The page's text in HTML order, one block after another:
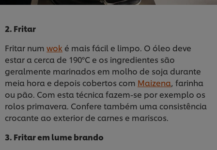
2. Fritar
Fritar num wok é mais fácil e limpo. O óleo deve
estar a cerca de 190ºC e os ingredientes são
geralmente marinados em molho de soja durante
meia hora e depois cobertos com Maizena, farinha
ou pão. Com esta técnica fazem-se por exemplo os
rolos primavera. Confere também uma consistência
crocante ao exterior de carnes e mariscos.
3. Fritar em lume brando